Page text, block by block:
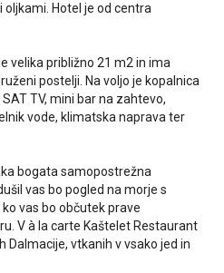
Hotel je od centra
velika približno 21 m2 in ima
postelji . Na voljo je kopalnica
TV, mini bar na zahtevo,
vode, klimatska naprava ter
bogata samopostrežna
vas bo pogled na morje s
vas bo občutek prave
V à la carte Kaštelet Restaurant
Dalmacije, vtkanih v vsako jed in